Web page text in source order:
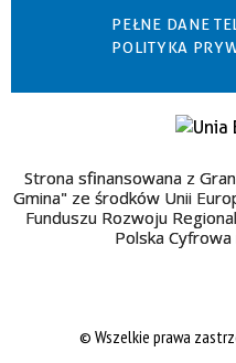
PEŁNE DANE
POLITYKA
Strona sfinansowana z
Gmina" ze środków Unii
Funduszu Rozwoju
Polska
© Wszelkie prawa